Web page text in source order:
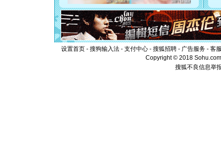
起；二
离。水晶
[元旦]当
泣，这痛
卖了。水
[春节] 风
颜！冬去
道一声平
[春节]传
设置首页 - 搜狗输入法 - 支付中心 - 搜狐招聘 - 广告服务 - 客
Copyright © 2018
搜狐不良信息举